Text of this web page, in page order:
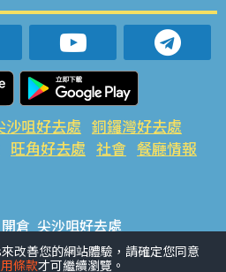
沙咀好去處 銅鑼灣好去處
旺角好去處 社會 餐廳情報
開倉 尖沙咀好去處
荃灣好去處 旺角好去處 社會
改善您的網站體驗，請確定您同意
條款才可繼續瀏覽。